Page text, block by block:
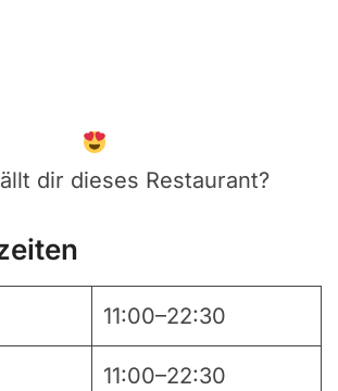
dir dieses Restaurant?
11:00–22:30
11:00–22:30